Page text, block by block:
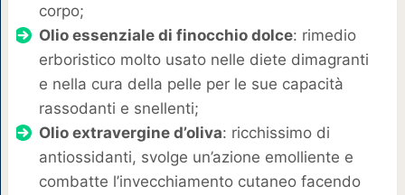
corpo;
Olio essenziale di finocchio dolce: rimedio
erboristico molto usato nelle diete dimagranti
e nella cura della pelle per le sue capacità
rassodanti e snellenti;
Olio extravergine d’oliva: ricchissimo di
antiossidanti, svolge un’azione emolliente e
combatte l’invecchiamento cutaneo facendo